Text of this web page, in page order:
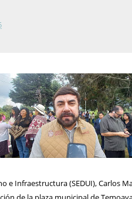
e Infraestructura (SEDUI), Carlos